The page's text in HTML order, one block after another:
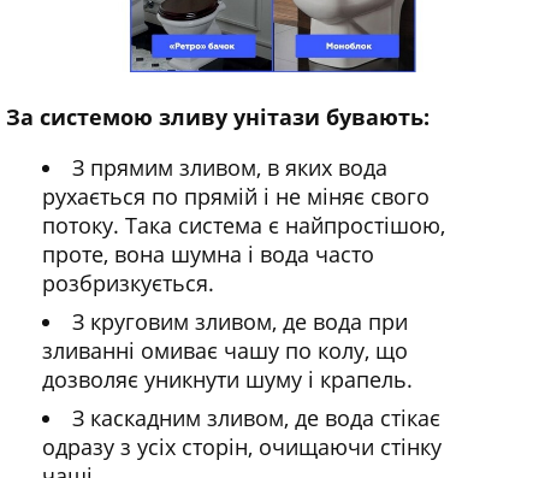
За системою зливу унітази бувають:
З прямим зливом, в яких вода
рухається по прямій і не міняє свого
потоку. Така система є найпростішою,
проте, вона шумна і вода часто
розбризкується.
З круговим зливом, де вода при
зливанні омиває чашу по колу, що
дозволяє уникнути шуму і крапель.
З каскадним зливом, де вода стікає
одразу з усіх сторін, очищаючи стінку